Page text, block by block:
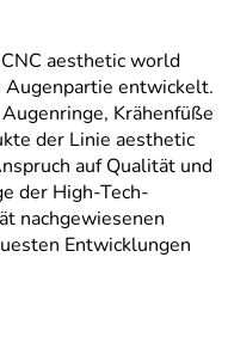
aesthetic world
entwickelt.
Krähenfüße
der Linie aesthetic
auf Qualität und
der High-Tech-
nachgewiesenen
Entwicklungen